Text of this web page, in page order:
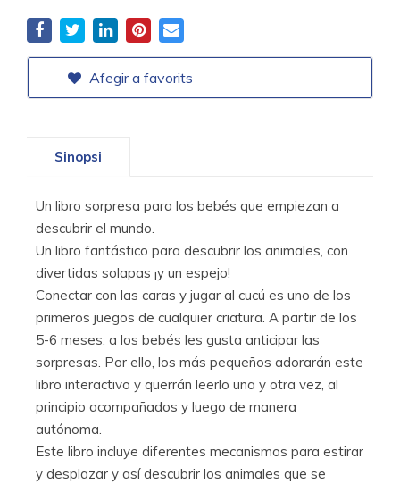
Afegir a favorits
Sinopsi
Un libro sorpresa para los bebés que empiezan a
descubrir el mundo.
Un libro fantástico para descubrir los animales, con
divertidas solapas ¡y un espejo!
Conectar con las caras y jugar al cucú es uno de los
primeros juegos de cualquier criatura. A partir de los
5-6 meses, a los bebés les gusta anticipar las
sorpresas. Por ello, los más pequeños adorarán este
libro interactivo y querrán leerlo una y otra vez, al
principio acompañados y luego de manera
autónoma.
Este libro incluye diferentes mecanismos para estirar
y desplazar y así descubrir los animales que se